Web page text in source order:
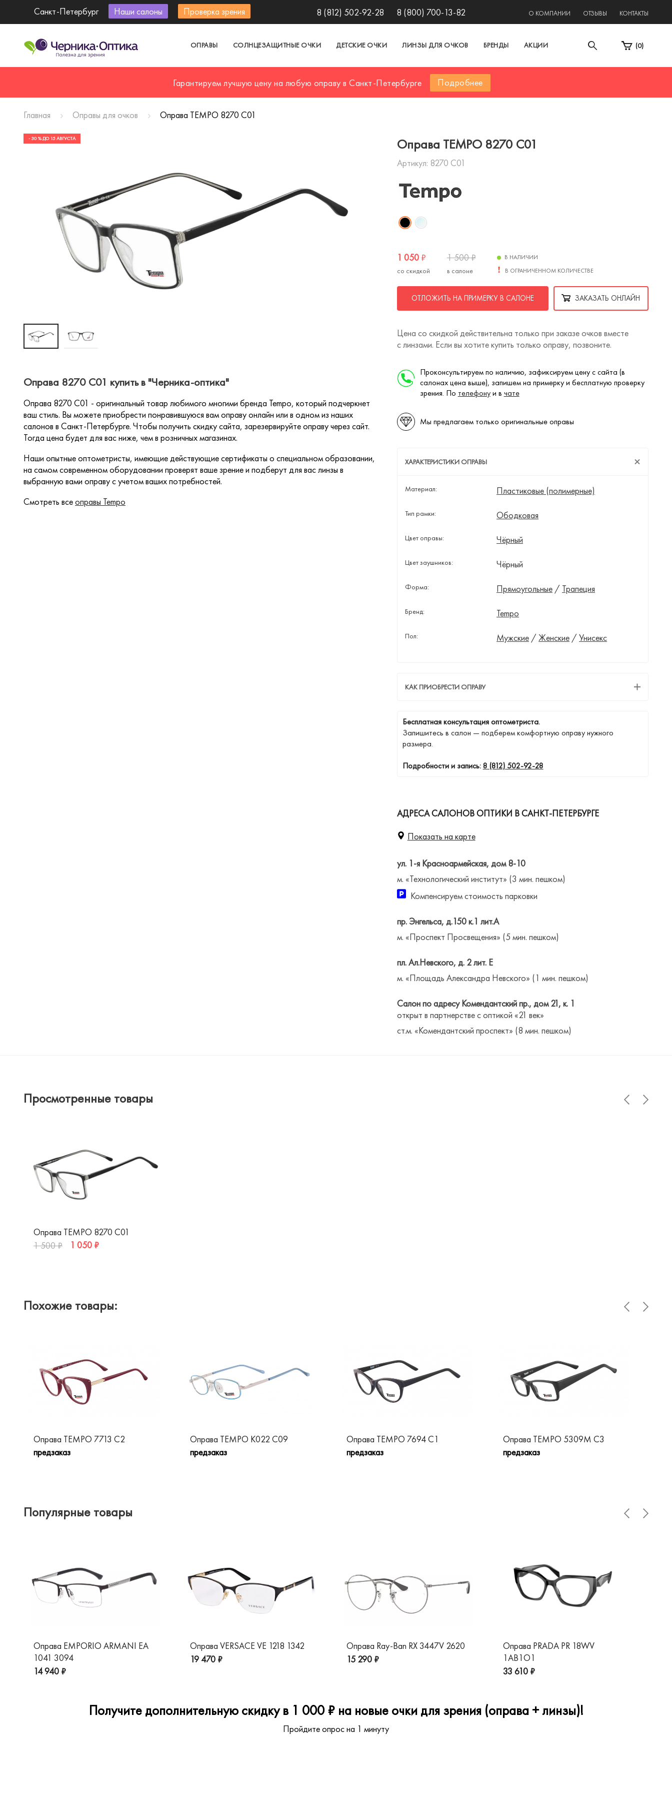
Санкт-Петербург Наши салоны Проверка зрения 8 (812) 502-92-28 8 (800) 700-13-82 О КОМПАНИИ ОТЗЫВЫ КОНТАКТЫ
ОПРАВЫ СОЛНЦЕЗАЩИТНЫЕ ОЧКИ ДЕТСКИЕ ОЧКИ ЛИНЗЫ ДЛЯ ОЧКОВ БРЕНДЫ АКЦИИ (0)
Гарантируем лучшую цену на любую оправу в Санкт-Петербурге Подробнее
Главная Оправы для очков Оправа TEMPO 8270 C01
Оправа TEMPO 8270 C01
Артикул: 8270 C01
1 050 ₽
со скидкой
1 500₽
в салоне
В НАЛИЧИИ
В ОГРАНИЧЕННОМ КОЛИЧЕСТВЕ
ОТЛОЖИТЬ НА ПРИМЕРКУ В САЛОНЕ ЗАКАЗАТЬ ОНЛАЙН
Цена со скидкой действительна только при заказе очков вместе
с линзами. Если вы хотите купить только оправу, позвоните.
Проконсультируем по наличию, зафиксируем цену с сайта (в
салонах цена выше), запишем на примерку и бесплатную проверку
зрения. По телефонуи в чате
Мы предлагаем только оригинальные оправы
ХАРАКТЕРИСТИКИ ОПРАВЫ
Материал: Пластиковые (полимерные)
Тип рамки: Ободковая
Цвет оправы: Чёрный
Цвет заушников: Чёрный
Форма: Прямоугольные/ Трапеция
Бренд: Tempo
Пол: Мужские/ Женские/ Унисекс
КАК ПРИОБРЕСТИ ОПРАВУ
Бесплатная консультация оптометриста.
Запишитесь в салон — подберем комфортную оправу нужного
размера.
Подробности и запись:8 (812) 502-92-28
АДРЕСА САЛОНОВ ОПТИКИ В САНКТ-ПЕТЕРБУРГЕ
Показать на карте
ул. 1-я Красноармейская, дом 8-10
м. «Технологический институт» (3 мин. пешком)
Компенсируем стоимость парковки
пр. Энгельса, д.150 к.1 лит.А
м. «Проспект Просвещения» (5 мин. пешком)
пл. Ал.Невского, д. 2 лит. Е
м. «Площадь Александра Невского» (1 мин. пешком)
Салон по адресу Комендантский пр., дом 21, к. 1
открыт в партнерстве с оптикой «21 век»
ст.м. «Комендантский проспект» (8 мин. пешком)
- 30 % ДО 15 АВГУСТА
Оправа 8270 C01 купить в "Черника-оптика"
Оправа 8270 C01 - оригинальный товар любимого многими бренда Tempo, который подчеркнет
ваш стиль. Вы можете приобрести понравившуюся вам оправу онлайн или в одном из наших
салонов в Санкт-Петербурге. Чтобы получить скидку сайта, зарезервируйте оправу через сайт.
Тогда цена будет для вас ниже, чем в розничных магазинах.
Наши опытные оптометристы, имеющие действующие сертификаты о специальном образовании,
на самом современном оборудовании проверят ваше зрение и подберут для вас линзы в
выбранную вами оправу с учетом ваших потребностей.
Смотреть всеоправы Tempo
Просмотренные товары
Оправа TEMPO 8270 C01
1 500 ₽
1 050 ₽
Похожие товары:
Оправа TEMPO 7713 C2
предзаказ
Оправа TEMPO K022 C09
предзаказ
Оправа TEMPO 7694 C1
предзаказ
Оправа TEMPO 5309M C3
предзаказ
Популярные товары
Оправа EMPORIO ARMANI EA
1041 3094
14 940 ₽
Оправа VERSACE VE 1218 1342
19 470 ₽
Оправа Ray-Ban RX 3447V 2620
15 290 ₽
Оправа PRADA PR 18WV
1AB1O1
33 610 ₽
Получите дополнительную скидку в 1 000 ₽ на новые очки для зрения (оправа + линзы)!
Пройдите опрос на 1 минуту